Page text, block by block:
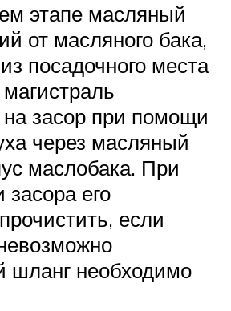
этапе масляный
от масляного бака,
посадочного места
на засор при помощи
через масляный
маслобака. При
его
если
шланг необходимо